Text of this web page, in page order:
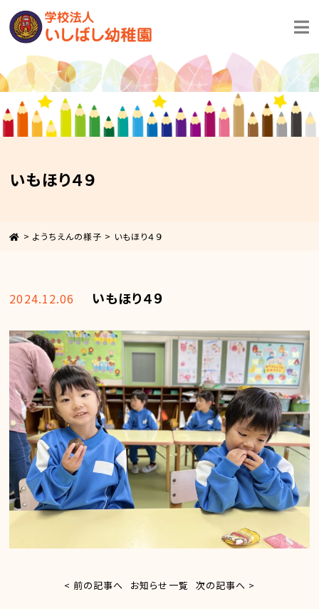
いもほり４９
> ようちえんの様子 > いもほり４９
2024.12.06 いもほり４９
< 前の記事へ お知らせ一覧 次の記事へ >